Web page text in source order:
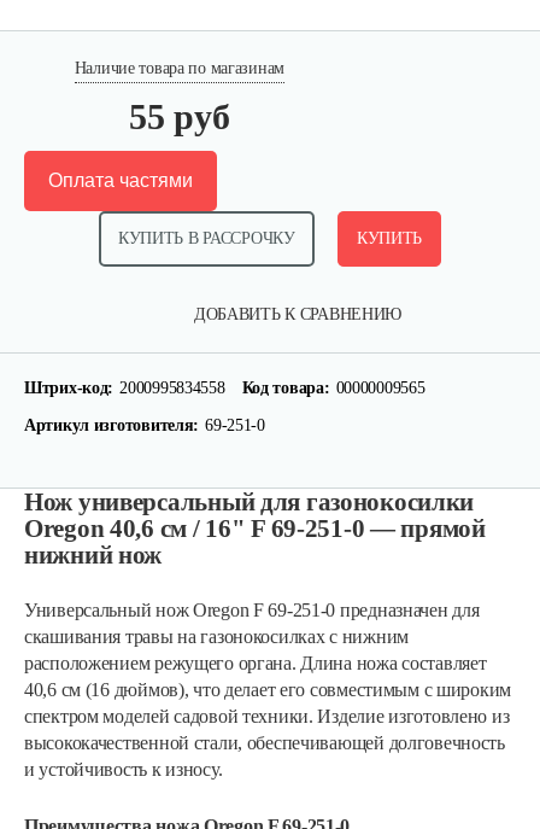
55 руб
Наличие товара по магазинам
ДОБАВИТЬ К СРАВНЕНИЮ
КУПИТЬ В РАССРОЧКУ КУПИТЬ
Оплата частями
Штрих-код: 2000995834558 Код товара: 00000009565
Артикул изготовителя: 69-251-0
Нож универсальный для газонокосилки
Oregon 40,6 см / 16" F 69-251-0 — прямой
нижний нож
Универсальный нож Oregon F 69-251-0 предназначен для
скашивания травы на газонокосилках с нижним
расположением режущего органа. Длина ножа составляет
40,6 см (16 дюймов), что делает его совместимым с широким
спектром моделей садовой техники. Изделие изготовлено из
высококачественной стали, обеспечивающей долговечность
и устойчивость к износу.